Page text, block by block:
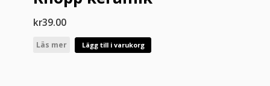
kr39.00
Läs mer Lägg till i varukorg